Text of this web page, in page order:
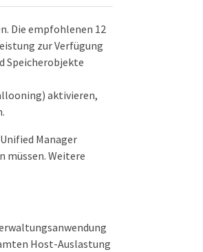
Die empfohlenen 12
zur Verfügung
Speicherobjekte
aktivieren,
Manager
müssen. Weitere
Host-Auslastung